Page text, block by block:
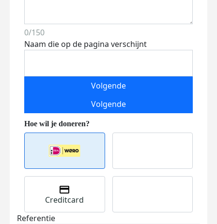
0/150
Naam die op de pagina verschijnt
Volgende
Volgende
Creditcard
Referentie